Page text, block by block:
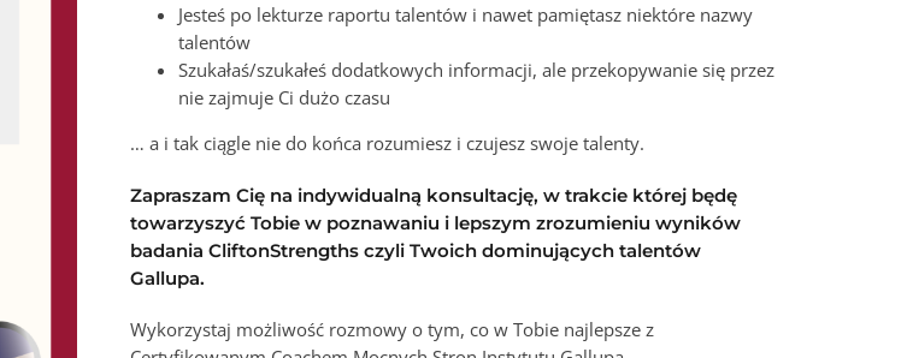
Jesteś po lekturze raportu talentów i nawet pamiętasz niektóre nazwy
talentów
Szukałaś/szukałeś dodatkowych informacji, ale przekopywanie się przez
nie zajmuje Ci dużo czasu
… a i tak ciągle nie do końca rozumiesz i czujesz swoje talenty.
Zapraszam Cię na indywidualną konsultację, w trakcie której będę
towarzyszyć Tobie w poznawaniu i lepszym zrozumieniu wyników
badania CliftonStrengths czyli Twoich dominujących talentów
Gallupa.
Wykorzystaj możliwość rozmowy o tym, co w Tobie najlepsze z